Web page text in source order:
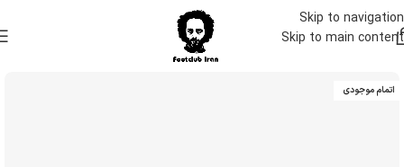
Skip to navigation
Skip to main content
اتمام موجودی